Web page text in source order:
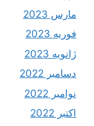
مارس 2023
فوریه 2023
ژانویه 2023
دسامبر 2022
نوامبر 2022
اکتبر 2022